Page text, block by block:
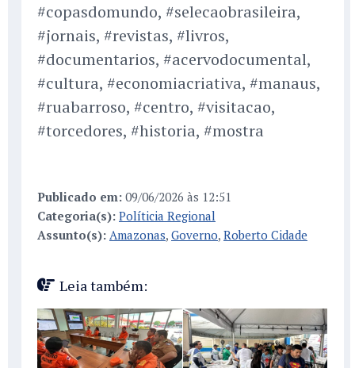
#copasdomundo, #selecaobrasileira,
#jornais, #revistas, #livros,
#documentarios, #acervodocumental,
#cultura, #economiacriativa, #manaus,
#ruabarroso, #centro, #visitacao,
#torcedores, #historia, #mostra
Publicado em: 09/06/2026 às 12:51
Categoria(s): Políticia Regional
Assunto(s): Amazonas, Governo, Roberto Cidade
Leia também: